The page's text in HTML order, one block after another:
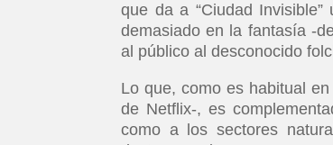
que da a “Ciudad
demasiado en la fantasía -
al público al desconocido
Lo que, como es habitual
de Netflix-, es
como a los sectores